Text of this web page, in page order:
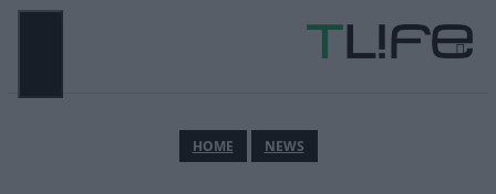
Μετάβαση
ΗΟΜΕ NEWS